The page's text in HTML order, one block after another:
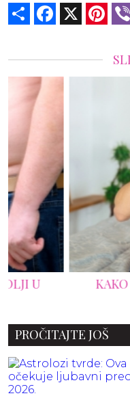
Share Facebook
KAKO DA
PROČITAJTE JOŠ